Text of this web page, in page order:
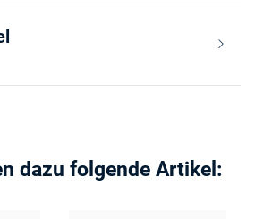
dazu folgende Artikel: